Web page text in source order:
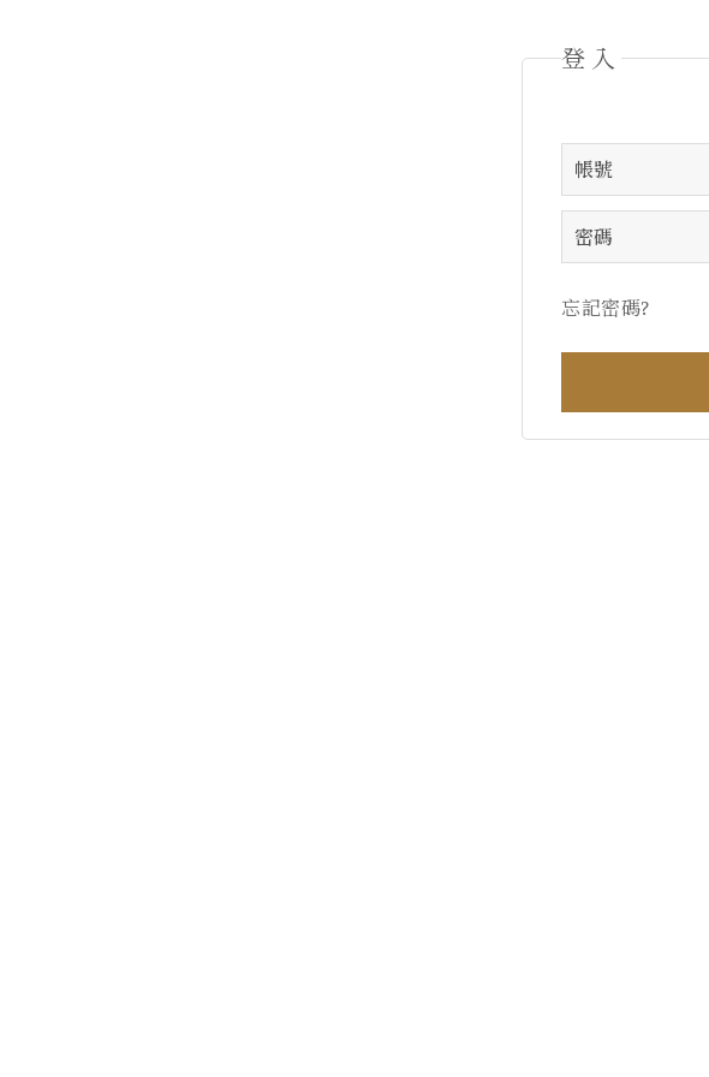
登入
忘記密碼?